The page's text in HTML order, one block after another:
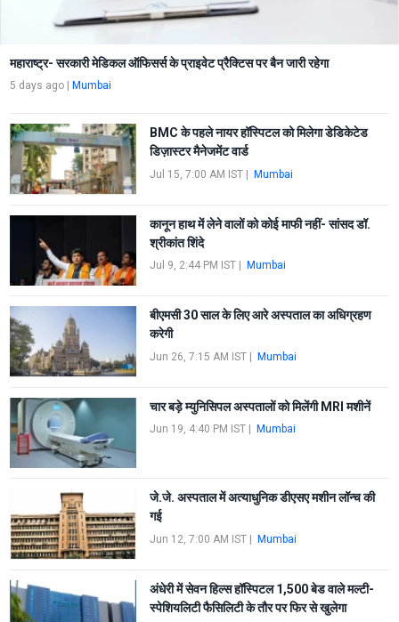
महाराष्ट्र- सरकारी मेडिकल ऑफिसर्स के प्राइवेट प्रैक्टिस पर बैन जारी रहेगा
5 days ago Mumbai
BMC के पहले नायर हॉस्पिटल को मिलेगा डेडिकेटेड
डिज़ास्टर मैनेजमेंट वार्ड
Jul 15, 7:00 AM IST| Mumbai
कानून हाथ में लेने वालों को कोई माफी नहीं- सांसद डॉ.
श्रीकांत शिंदे
Jul 9, 2:44 PM IST| Mumbai
बीएमसी 30 साल के लिए आरे अस्पताल का अधिग्रहण
करेगी
Jun 26, 7:15 AM IST| Mumbai
चार बड़े म्युनिसिपल अस्पतालों को मिलेंगी MRI मशीनें
Jun 19, 4:40 PM IST| Mumbai
जे.जे. अस्पताल में अत्याधुनिक डीएसए मशीन लॉन्च की
गई
Jun 12, 7:00 AM IST| Mumbai
अंधेरी में सेवन हिल्स हॉस्पिटल 1,500 बेड वाले मल्टी-
स्पेशियलिटी फैसिलिटी के तौर पर फिर से खुलेगा